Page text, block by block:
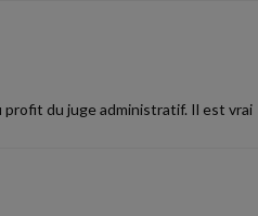
du juge administratif. Il est vrai